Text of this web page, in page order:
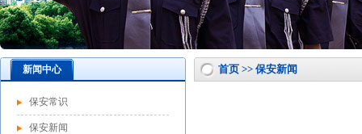
新闻中心
保安常识
保安新闻
首页 >> 保安新闻